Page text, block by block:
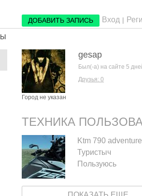
ДОБАВИТЬ ЗАПИСЬ Вход |
Город не указан
gesap
Был(-а) на сайте 5
Друзья: 0
ТЕХНИКА
Ktm 790
Туристыч
Пользуюсь